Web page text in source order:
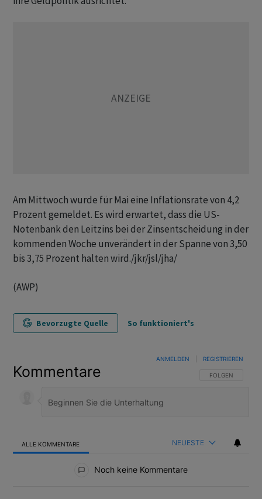
Am Mittwoch wurde für Mai eine Inflationsrate von 4,2
Prozent gemeldet. Es wird erwartet, dass die US-
Notenbank den Leitzins bei der Zinsentscheidung in der
kommenden Woche unverändert in der Spanne von 3,50
bis 3,75 Prozent halten wird./jkr/jsl/jha/
(AWP)
Bevorzugte Quelle So funktioniert's
Kommentare FOLGE DIESER
FOLGEN
ANMELDEN REGISTRIEREN
ALLE KOMMENTARE NEUESTE
Noch keine Kommentare